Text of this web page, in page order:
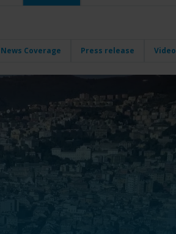
News Coverage Press release Video